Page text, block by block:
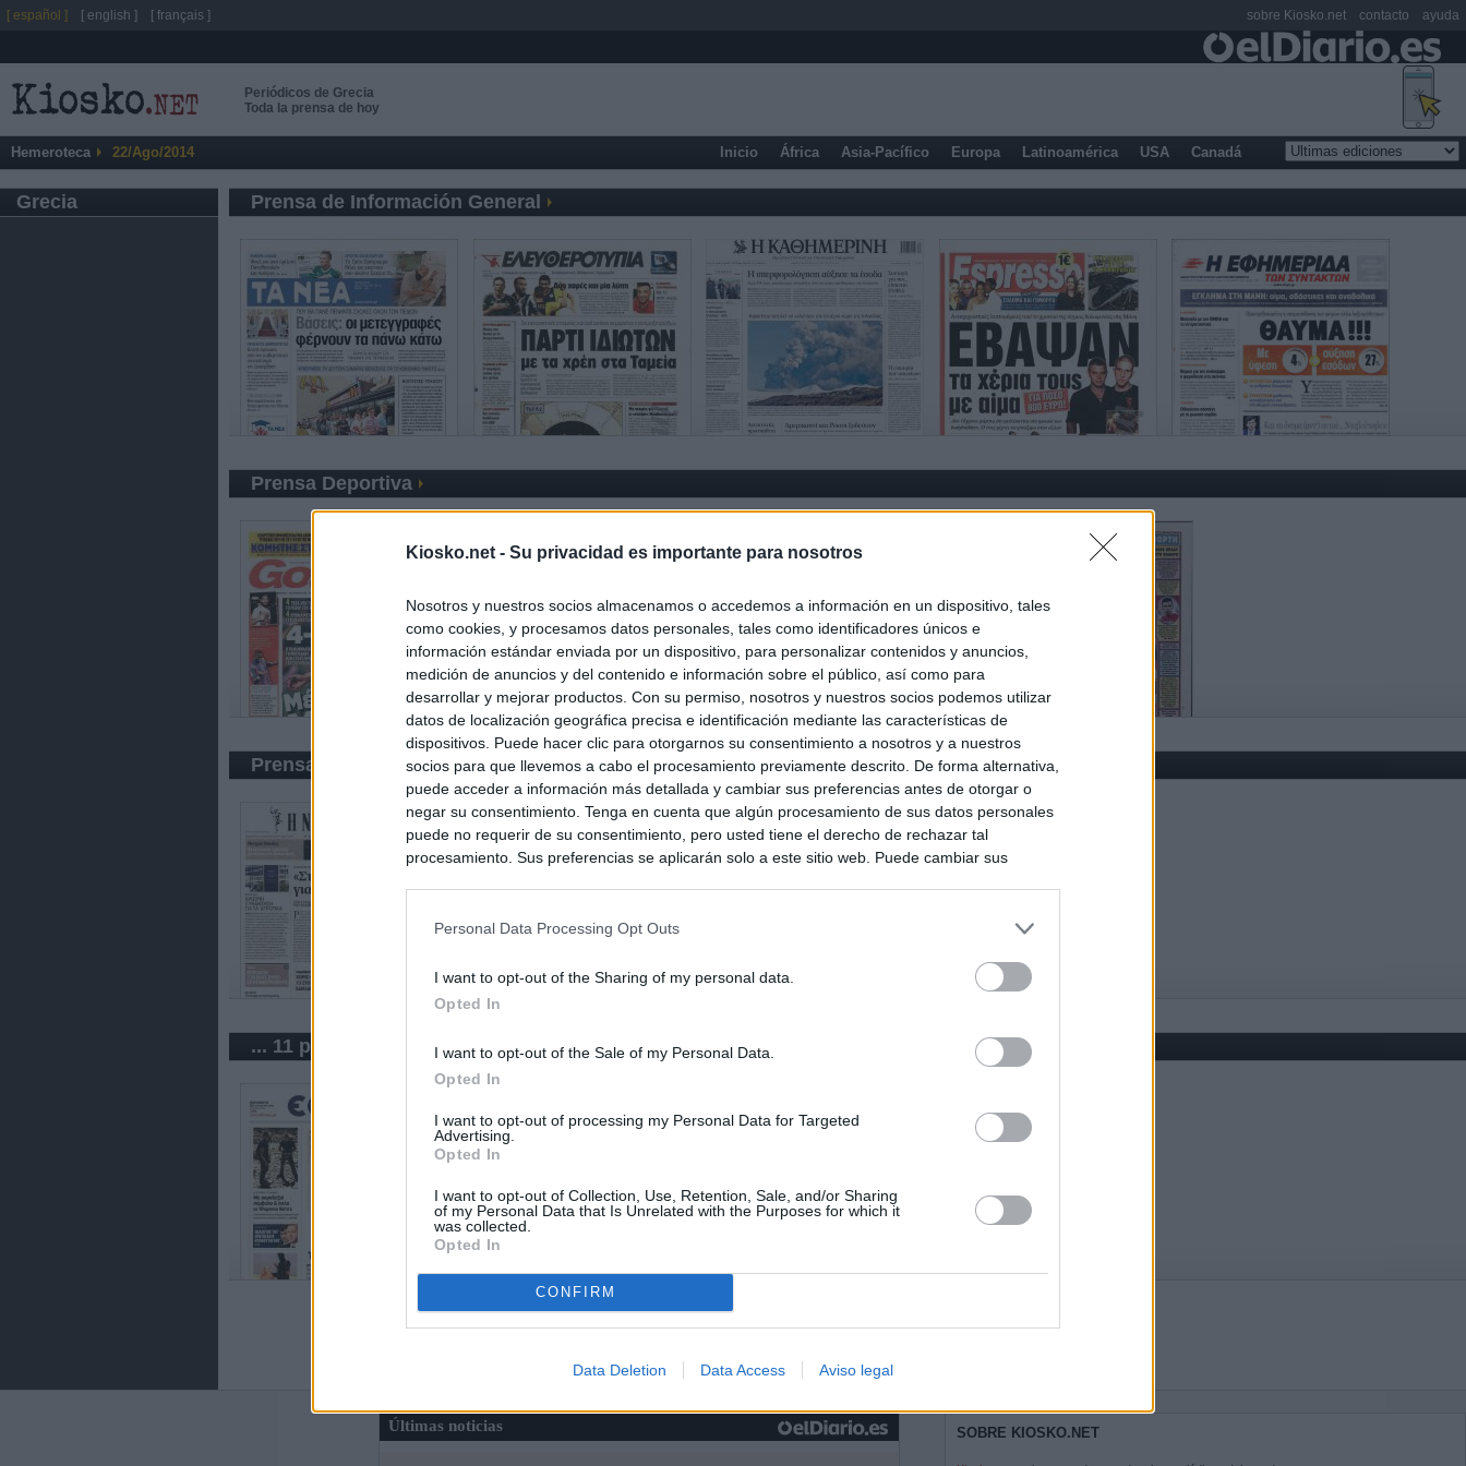
Kiosko.net - Su privacidad es importante para nosotros
Nosotros y nuestros socios almacenamos o accedemos a información en un dispositivo, tales
como cookies, y procesamos datos personales, tales como identificadores únicos e
información estándar enviada por un dispositivo, para personalizar contenidos y anuncios,
medición de anuncios y del contenido e información sobre el público, así como para
desarrollar y mejorar productos. Con su permiso, nosotros y nuestros socios podemos utilizar
datos de localización geográfica precisa e identificación mediante las características de
dispositivos. Puede hacer clic para otorgarnos su consentimiento a nosotros y a nuestros
socios para que llevemos a cabo el procesamiento previamente descrito. De forma alternativa,
puede acceder a información más detallada y cambiar sus preferencias antes de otorgar o
negar su consentimiento. Tenga en cuenta que algún procesamiento de sus datos personales
puede no requerir de su consentimiento, pero usted tiene el derecho de rechazar tal
procesamiento. Sus preferencias se aplicarán solo a este sitio web. Puede cambiar sus
Personal Data Processing Opt Outs
I want to opt-out of the Sharing of my personal data.
Opted In
I want to opt-out of the Sale of my Personal Data.
Opted In
I want to opt-out of processing my Personal Data for Targeted
Advertising.
Opted In
I want to opt-out of Collection, Use, Retention, Sale, and/or Sharing
of my Personal Data that Is Unrelated with the Purposes for which it
was collected.
Opted In
CONFIRM
Data Deletion Data Access Aviso legal
Periódicos de Grecia
Toda la prensa de hoy
Hemeroteca 22/Ago/2014 Inicio África Asia-Pacífico Europa Latinoamérica USA Canadá
Grecia Prensa de Información General
Prensa Deportiva
Prensa Económica
... 11 periódicos de Grecia
Últimas noticias SOBRE KIOSKO.NET
[ español ] [ english ] [ français ] sobre Kiosko.net contacto ayuda